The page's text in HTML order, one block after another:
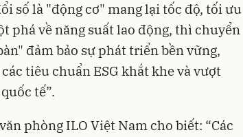
số là "động cơ" mang lại tốc độ, tối ưu
phá về năng suất lao động, thì chuyển
đảm bảo sự phát triển bền vững,
tiêu chuẩn ESG khắt khe và vượt
tế”.
phòng ILO Việt Nam cho biết: “Các